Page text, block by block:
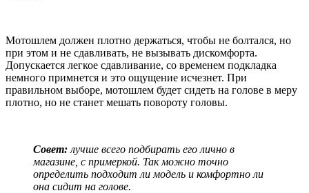
Мотошлем должен плотно держаться, чтобы не болтался, но
при этом и не сдавливать, не вызывать дискомфорта.
Допускается легкое сдавливание, со временем подкладка
немного примнется и это ощущение исчезнет. При
правильном выборе, мотошлем будет сидеть на голове в меру
плотно, но не станет мешать повороту головы.
Совет: лучше всего подбирать его лично в
магазине, с примеркой. Так можно точно
определить подходит ли модель и комфортно ли
она сидит на голове.